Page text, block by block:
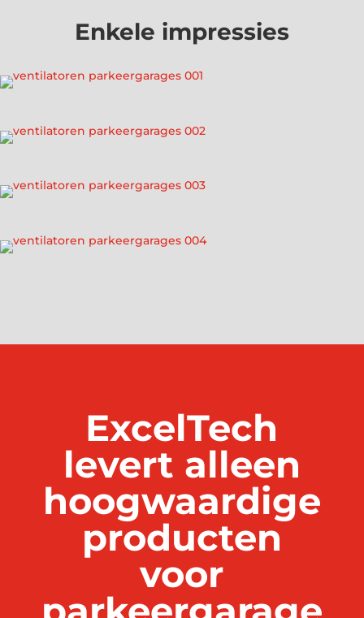
Enkele impressies
ExcelTech
levert alleen
hoogwaardige
producten
voor